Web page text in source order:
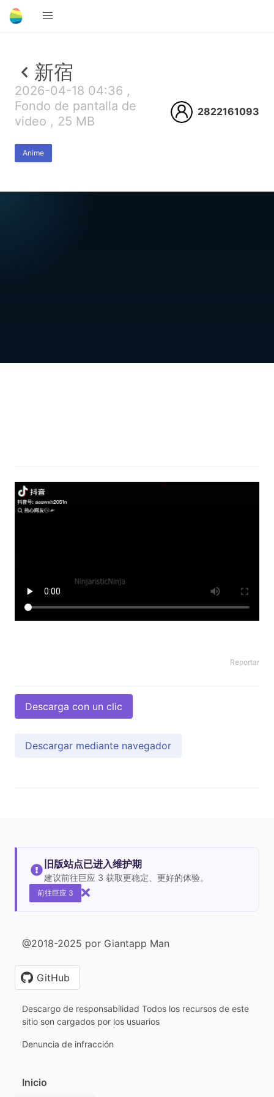
新宿
2026-04-18 04:36 ,
Fondo de pantalla de
video , 25 MB
Anime
2822161093
Reportar
Descarga con un clic
Descargar mediante navegador
旧版站点已进入维护期
建议前往巨应 3 获取更稳定、更好的体验。
前往巨应 3
@2018-2025 por Giantapp Man
GitHub
Descargo de responsabilidad Todos los recursos de este
sitio son cargados por los usuarios
Denuncia de infracción
Inicio